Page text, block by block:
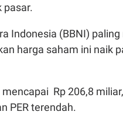
pasar.
Indonesia (BBNI)
harga saham ini naik
Rp 206,8
PER terendah.